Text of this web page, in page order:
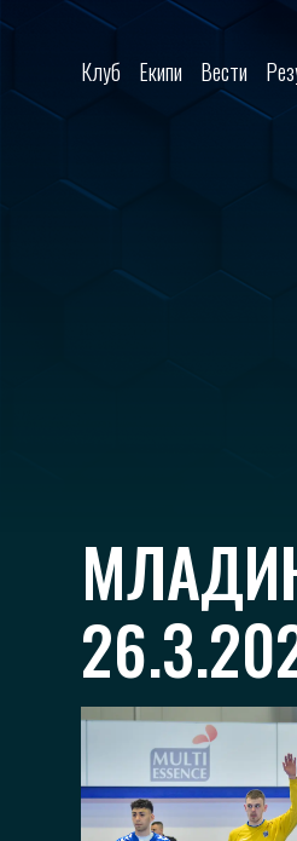
Skip to content
Клуб Екипи Вести